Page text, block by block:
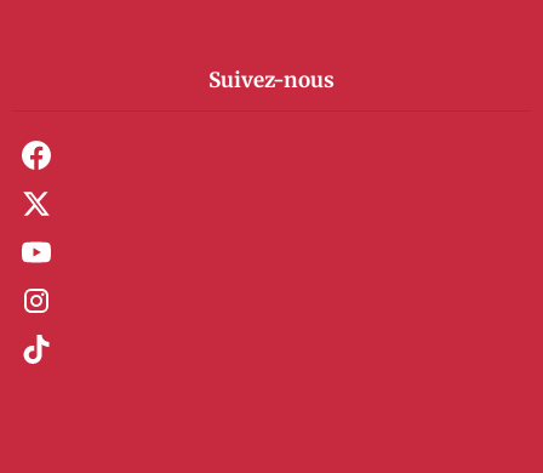
Suivez-nous